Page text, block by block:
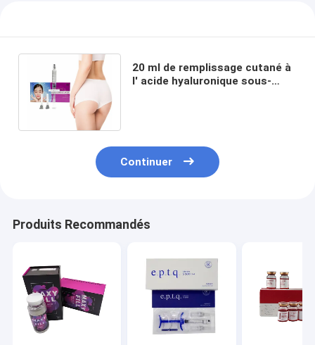
20 ml de remplissage cutané à
l' acide hyaluronique sous-
Continuer
Produits Recommandés